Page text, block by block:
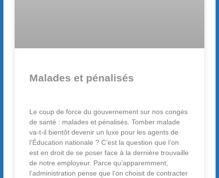
Malades et pénalisés
Le coup de force du gouvernement sur nos congés
de santé : malades et pénalisés. Tomber malade
va-t-il bientôt devenir un luxe pour les agents de
l’Éducation nationale ? C’est la question que l’on
est en droit de se poser face à la dernière trouvaille
de notre employeur. Parce qu’apparemment,
l’administration pense que l’on choisit de contracter